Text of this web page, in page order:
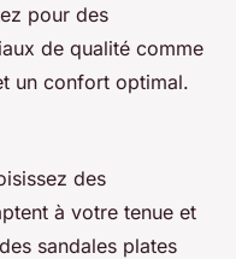
pour des
de qualité comme
un confort optimal.
des
à votre tenue et
sandales plates